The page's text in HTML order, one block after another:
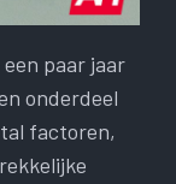
paar jaar
onderdeel
factoren,